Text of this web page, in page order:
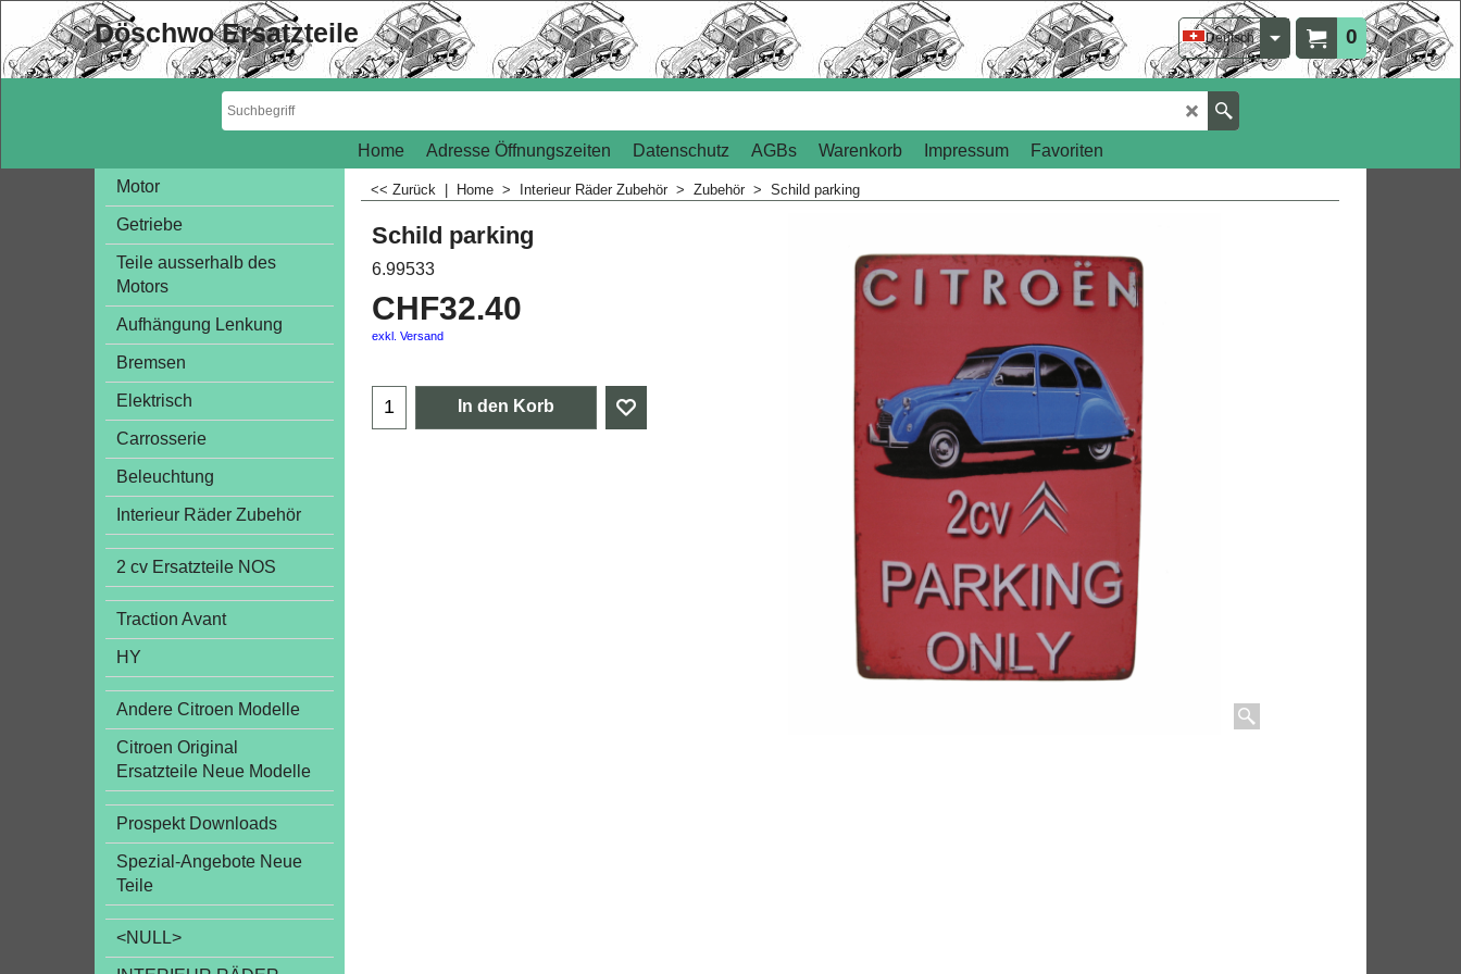
0
Deutsch
Döschwo Ersatzteile
Home Adresse Öffnungszeiten Datenschutz AGBs Warenkorb Impressum
Favoriten
Motor
Getriebe
Teile ausserhalb des
Motors
Aufhängung Lenkung
Bremsen
Elektrisch
Carrosserie
Beleuchtung
Interieur Räder Zubehör
2 cv Ersatzteile NOS
Traction Avant
HY
Andere Citroen Modelle
Citroen Original
Ersatzteile Neue Modelle
Prospekt Downloads
Spezial-Angebote Neue
Teile
<NULL>
<< Zurück Home > Interieur Räder Zubehör > Zubehör > Schild parking
Schild parking
6.99533
CHF32.40
exkl. Versand
In den Korb